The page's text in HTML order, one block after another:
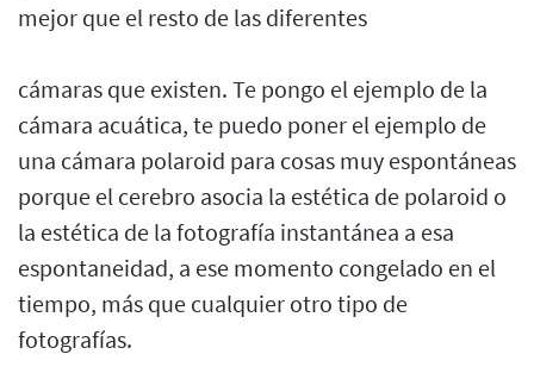
mejor que el resto de las diferentes
cámaras que existen. Te pongo el ejemplo de la
cámara acuática, te puedo poner el ejemplo de
una cámara polaroid para cosas muy espontáneas
porque el cerebro asocia la estética de polaroid o
la estética de la fotografía instantánea a esa
espontaneidad, a ese momento congelado en el
tiempo, más que cualquier otro tipo de
fotografías.